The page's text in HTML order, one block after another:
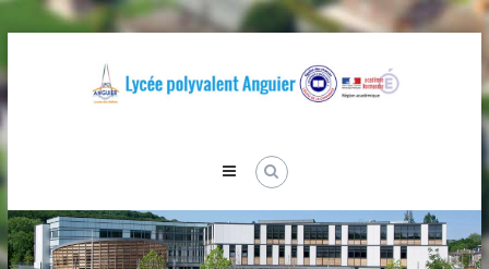
to
content